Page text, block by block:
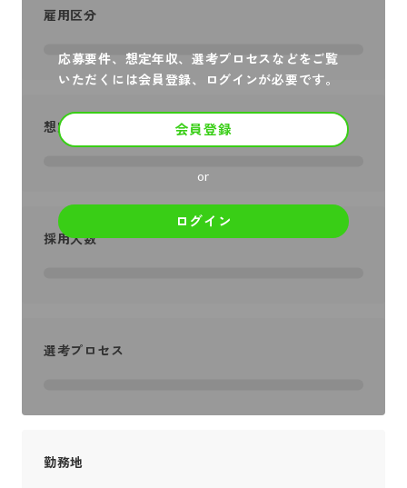
応募要件、想定年収、選考プロセスなどをご覧
いただくには会員登録、ログインが必要です。
会員登録
or
ログイン
雇用区分
想定年収
採用人数
選考プロセス
勤務地